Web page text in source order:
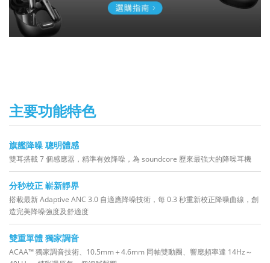
主要功能特色
旗艦降噪 聰明體感
雙耳搭載 7 個感應器，精準有效降噪，為 soundcore 歷來最強大的降噪耳機
分秒校正 嶄新靜界
搭載最新 Adaptive ANC 3.0 自適應降噪技術，每 0.3 秒重新校正降噪曲線，創
造完美降噪強度及舒適度
雙重單體 獨家調音
ACAA™ 獨家調音技術、10.5mm＋4.6mm 同軸雙動圈、響應頻率達 14Hz～